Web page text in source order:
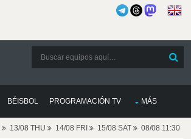
BÉISBOL PROGRAMACIÓN TV MÁS
13/08 THU 14/08 FRI 15/08 SAT 08/08 11:30